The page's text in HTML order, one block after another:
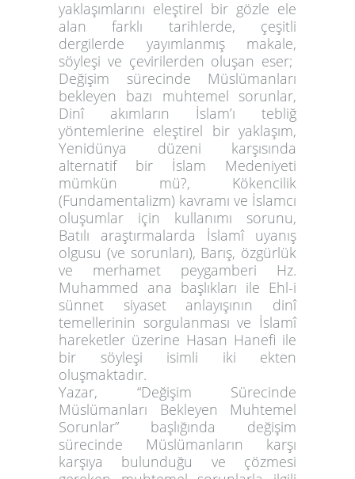
yaklaşımlarını eleştirel bir gözle ele
alan farklı tarihlerde, çeşitli
dergilerde yayımlanmış makale,
söyleşi ve çevirilerden oluşan eser;
Değişim sürecinde Müslümanları
bekleyen bazı muhtemel sorunlar,
Dinî akımların İslam’ı tebliğ
yöntemlerine eleştirel bir yaklaşım,
Yenidünya düzeni karşısında
alternatif bir İslam Medeniyeti
mümkün mü?, Kökencilik
(Fundamentalizm) kavramı ve İslamcı
oluşumlar için kullanımı sorunu,
Batılı araştırmalarda İslamî uyanış
olgusu (ve sorunları), Barış, özgürlük
ve merhamet peygamberi Hz.
Muhammed ana başlıkları ile Ehl-i
sünnet siyaset anlayışının dinî
temellerinin sorgulanması ve İslamî
hareketler üzerine Hasan Hanefi ile
bir söyleşi isimli iki ekten
oluşmaktadır.
Yazar, “Değişim Sürecinde
Müslümanları Bekleyen Muhtemel
Sorunlar” başlığında değişim
sürecinde Müslümanların karşı
karşıya bulunduğu ve çözmesi